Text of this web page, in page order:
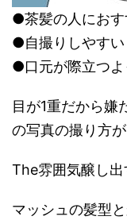
●茶髪の人におす
●自撮りしやすい
●口元が際立つよ
目が1重だから嫌
の写真の撮り方が
The雰囲気醸し出
マッシュの髪型